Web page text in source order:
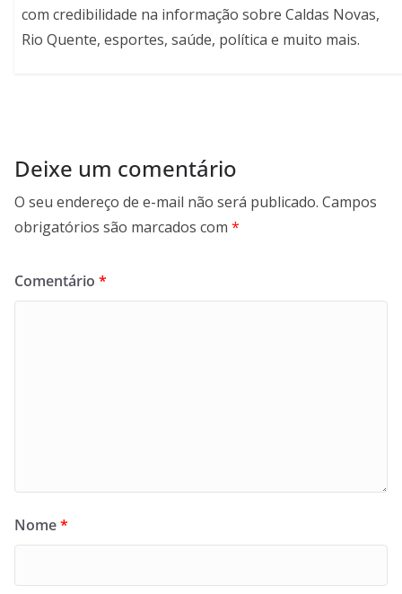
com credibilidade na informação sobre Caldas Novas,
Rio Quente, esportes, saúde, política e muito mais.
Deixe um comentário
O seu endereço de e-mail não será publicado. Campos
obrigatórios são marcados com *
Comentário *
Nome*